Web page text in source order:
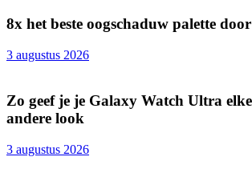
8x het beste oogschaduw palette
3 augustus 2026
Zo geef je je Galaxy Watch Ultra
andere look
3 augustus 2026